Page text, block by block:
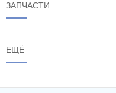
ЗАПЧАСТИ
ЕЩЁ